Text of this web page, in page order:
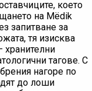
което
на Mёdik
запитване за
тя изисква
хранителни
тагове. С
нагоре по
до лоши